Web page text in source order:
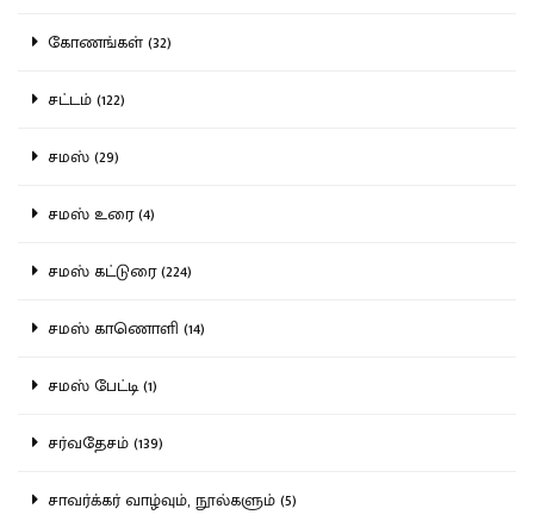
கோணங்கள் (32)
சட்டம் (122)
சமஸ் (29)
சமஸ் உரை (4)
சமஸ் கட்டுரை (224)
சமஸ் காணொளி (14)
சமஸ் பேட்டி (1)
சர்வதேசம் (139)
சாவர்க்கர் வாழ்வும், நூல்களும் (5)